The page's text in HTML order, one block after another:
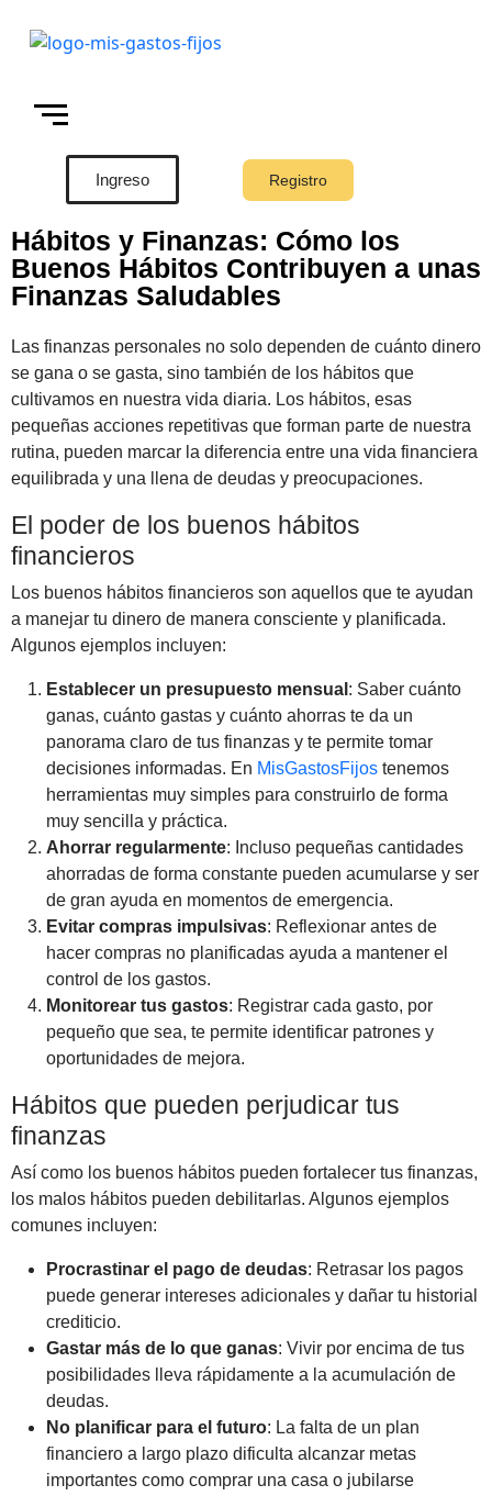
Ingreso Registro
Hábitos y Finanzas: Cómo los
Buenos Hábitos Contribuyen a unas
Finanzas Saludables
Las finanzas personales no solo dependen de cuánto dinero
se gana o se gasta, sino también de los hábitos que
cultivamos en nuestra vida diaria. Los hábitos, esas
pequeñas acciones repetitivas que forman parte de nuestra
rutina, pueden marcar la diferencia entre una vida financiera
equilibrada y una llena de deudas y preocupaciones.
El poder de los buenos hábitos
financieros
Los buenos hábitos financieros son aquellos que te ayudan
a manejar tu dinero de manera consciente y planificada.
Algunos ejemplos incluyen:
Establecer un presupuesto mensual : Saber cuánto
ganas, cuánto gastas y cuánto ahorras te da un
panorama claro de tus finanzas y te permite tomar
decisiones informadas. En MisGastosFijos tenemos
herramientas muy simples para construirlo de forma
muy sencilla y práctica.
Ahorrar regularmente: Incluso pequeñas cantidades
ahorradas de forma constante pueden acumularse y ser
de gran ayuda en momentos de emergencia.
Evitar compras impulsivas: Reflexionar antes de
hacer compras no planificadas ayuda a mantener el
control de los gastos.
Monitorear tus gastos: Registrar cada gasto, por
pequeño que sea, te permite identificar patrones y
oportunidades de mejora.
Hábitos que pueden perjudicar tus
finanzas
Así como los buenos hábitos pueden fortalecer tus finanzas,
los malos hábitos pueden debilitarlas. Algunos ejemplos
comunes incluyen:
Procrastinar el pago de deudas: Retrasar los pagos
puede generar intereses adicionales y dañar tu historial
crediticio.
Gastar más de lo que ganas: Vivir por encima de tus
posibilidades lleva rápidamente a la acumulación de
deudas.
No planificar para el futuro: La falta de un plan
financiero a largo plazo dificulta alcanzar metas
importantes como comprar una casa o jubilarse